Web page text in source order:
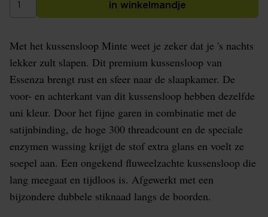
in winkelmandje
Met het kussensloop Minte weet je zeker dat je 's nachts
lekker zult slapen. Dit premium kussensloop van
Essenza brengt rust en sfeer naar de slaapkamer. De
voor- en achterkant van dit kussensloop hebben dezelfde
uni kleur. Door het fijne garen in combinatie met de
satijnbinding, de hoge 300 threadcount en de speciale
enzymen wassing krijgt de stof extra glans en voelt ze
soepel aan. Een ongekend fluweelzachte kussensloop die
lang meegaat en tijdloos is. Afgewerkt met een
bijzondere dubbele stiknaad langs de boorden.